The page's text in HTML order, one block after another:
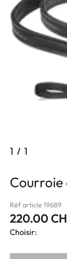
1 / 1
Réf article 19689
220.00
Choisir: